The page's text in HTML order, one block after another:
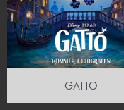
GATTO